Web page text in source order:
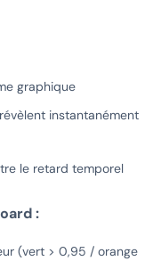
graphique
instantanément
le retard temporel
:
(vert > 0,95 / orange